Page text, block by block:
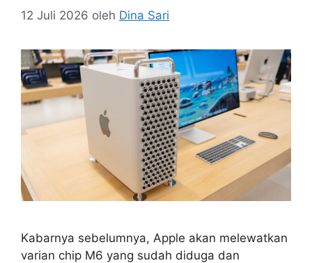
12 Juli 2026 oleh Dina Sari
Kabarnya sebelumnya, Apple akan melewatkan
varian chip M6 yang sudah diduga dan